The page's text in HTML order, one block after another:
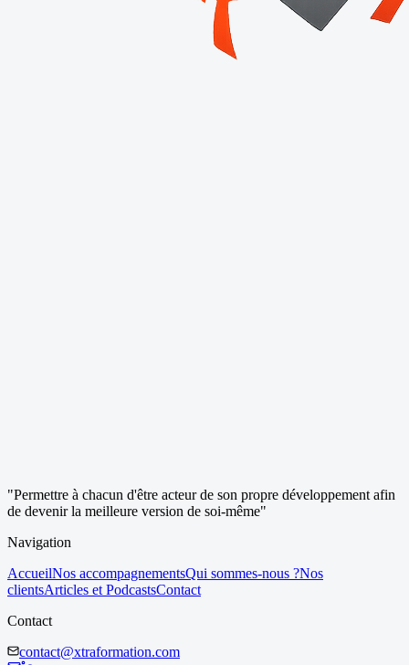
"Permettre à chacun d'être acteur de son propre développement afin
de devenir la meilleure version de soi-même"
Navigation
AccueilNos accompagnementsQui sommes-nous ?Nos
clientsArticles et PodcastsContact
Contact
contact@xtraformation.com